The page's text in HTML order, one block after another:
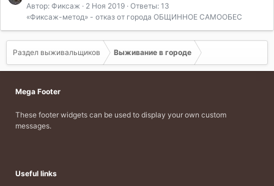
Автор: Фиксаж 2 Ноя 2019 Ответы: 13
«Фиксаж-метод» - отказ от города ОБЩИННОЕ САМООБЕС
Раздел выживальщиков Выживание в городе
Mega Footer
These footer widgets can be used to display your own custom
messages.
Useful links